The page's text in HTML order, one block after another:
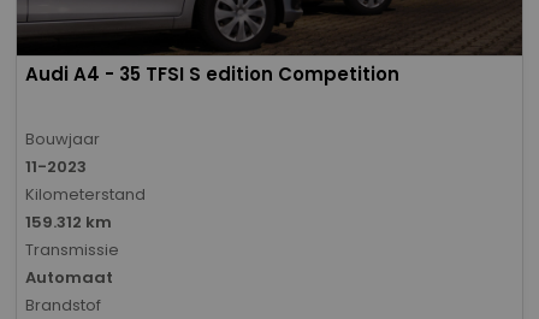
Audi A4 - 35 TFSI S edition Competition
Bouwjaar
11-2023
Kilometerstand
159.312 km
Transmissie
Automaat
Brandstof